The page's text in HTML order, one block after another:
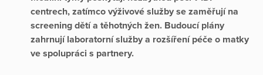
centrech, zatímco výživové služby se zaměřují na
screening dětí a těhotných žen. Budoucí plány
zahrnují laboratorní služby a rozšíření péče o matky
ve spolupráci s partnery.